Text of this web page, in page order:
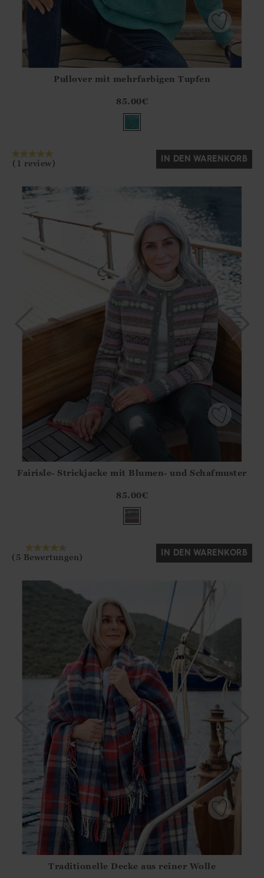
?? ""
Nein
Pullover mit mehrfarbigen Tupfen
85.00€
(1 review) IN DEN WARENKORB
?? ""
Nein
Fairisle- Strickjacke mit Blumen- und Schafmuster
85.00€
(5 Bewertungen) IN DEN WARENKORB
Traditionelle Decke aus reiner Wolle